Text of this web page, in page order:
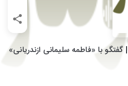
با «فاطمه سلیمانی ازندریانی»